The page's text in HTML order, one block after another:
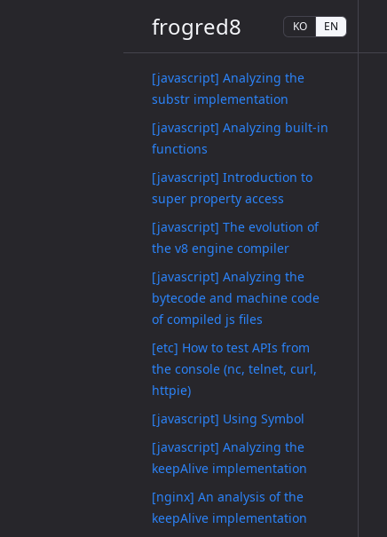
frogred8 KO EN
[javascript] Analyzing the
substr implementation
[javascript] Analyzing built-in
functions
[javascript] Introduction to
super property access
[javascript] The evolution of
the v8 engine compiler
[javascript] Analyzing the
bytecode and machine code
of compiled js files
[etc] How to test APIs from
the console (nc, telnet, curl,
httpie)
[javascript] Using Symbol
[javascript] Analyzing the
keepAlive implementation
[nginx] An analysis of the
keepAlive implementation